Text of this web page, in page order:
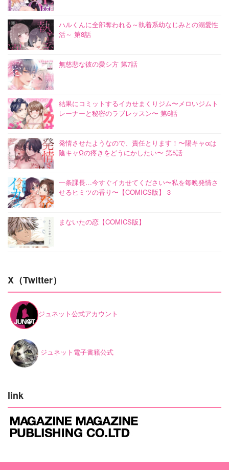
ハルくんに全部奪われる～執着系幼なじみとの溺愛性
活～ 第8話
無慈悲な彼の愛シ方 第7話
結果にコミットするイカせまくりジム〜メロいジムト
レーナーと秘密のラブレッスン〜 第6話
発情させたようなので、責任とります！〜陽キャαは
陰キャΩの疼きをどうにかしたい〜 第5話
一条課長…今すぐイカせてください〜私を毎晩発情さ
せるヒミツの香り〜【COMICS版】 3
まないたの恋【COMICS版】
X（Twitter）
ジュネット公式アカウント
ジュネット電子書籍公式
link